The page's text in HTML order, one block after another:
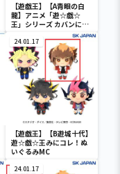
【遊戯王】【A青眼の白
龍】アニメ「遊☆戯☆
王」シリーズ カバンに付
けられるぬいぐるみvol.3
24.01.17
【遊戯王】【B遊城十代】
遊☆戯☆王みにコレ！ぬ
いぐるみMC
24.01.17